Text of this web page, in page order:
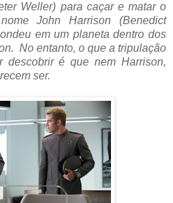
Weller) para caçar e matar o
John Harrison (Benedict
em um planeta dentro dos
No entanto, o que a tripulação
descobrir é que nem Harrison,
ser.